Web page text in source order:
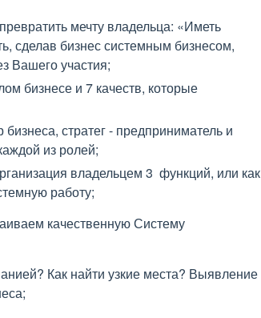
мечту владельца: «Иметь
сделав бизнес системным бизнесом,
Вашего участия;
бизнесе и 7 качеств, которые
стратег - предприниматель и
из ролей;
владельцем 3 функций, или как
работу;
качественную Систему
Как найти узкие места? Выявление